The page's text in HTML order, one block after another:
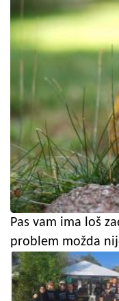
Pas vam ima loš
problem možda